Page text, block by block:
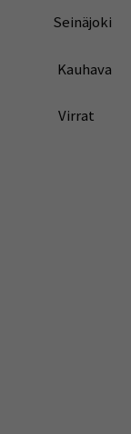
Kauhava
Virrat